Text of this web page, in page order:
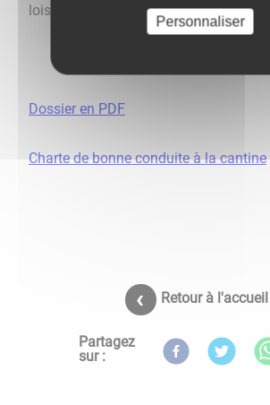
loisirs.
Dossier en PDF
Charte de bonne conduite à la cantine
Retour à l'accueil
Partagez
sur :
Personnaliser